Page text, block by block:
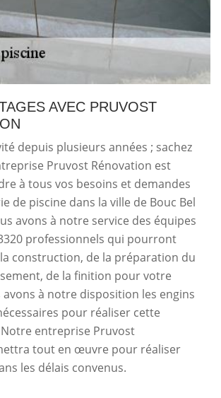
AVEC PRUVOST
depuis plusieurs années ; sachez
Pruvost Rénovation est
à tous vos besoins et demandes
de piscine dans la ville de Bouc Bel
avons à notre service des équipes
professionnels qui pourront
la construction, de la préparation du
de la finition pour votre
avons à notre disposition les engins
pour réaliser cette
entreprise Pruvost
tout en œuvre pour réaliser
les délais convenus.